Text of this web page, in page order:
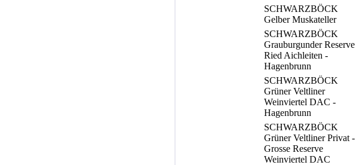
SCHWARZBÖCK
Gelber Muskateller
SCHWARZBÖCK
Grauburgunder Reserve
Ried Aichleiten -
Hagenbrunn
SCHWARZBÖCK
Grüner Veltliner
Weinviertel DAC -
Hagenbrunn
SCHWARZBÖCK
Grüner Veltliner Privat -
Grosse Reserve
Weinviertel DAC